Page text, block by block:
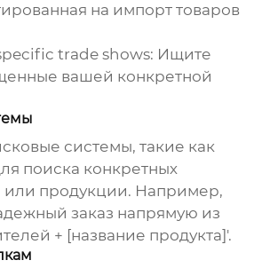
на импорт товаров
trade shows: Ищите
вашей конкретной
системы, такие как
поиска конкретных
или продукции. Например,
заказ напрямую из
+ [название продукта]'.